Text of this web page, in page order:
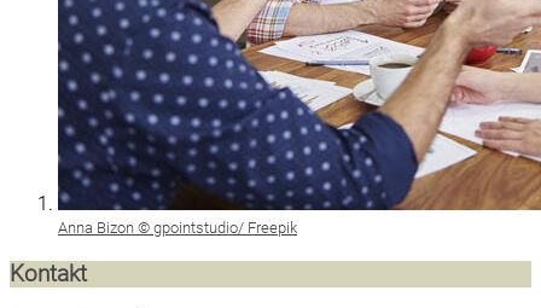
Anna Bizon © gpointstudio/ Freepik
Kontakt